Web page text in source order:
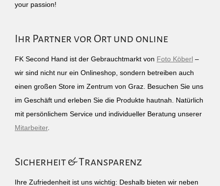
your passion!
Ihr Partner vor Ort und online
FK Second Hand ist der Gebrauchtmarkt von Foto Köberl –
wir sind nicht nur ein Onlineshop, sondern betreiben auch
einen großen Store im Zentrum von Graz. Besuchen Sie uns
im Geschäft und erleben Sie die Produkte hautnah. Natürlich
mit persönlichem Service und individueller Beratung unserer
Mitarbeiter.
Sicherheit & Transparenz
Ihre Zufriedenheit ist uns wichtig: Deshalb bieten wir neben